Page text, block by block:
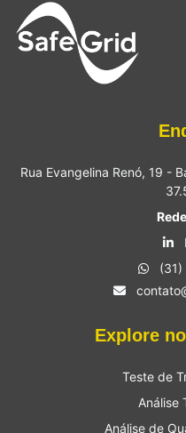
Rua Evangelina Renó, 19 -
Explore
Teste de
Análise
Análise de